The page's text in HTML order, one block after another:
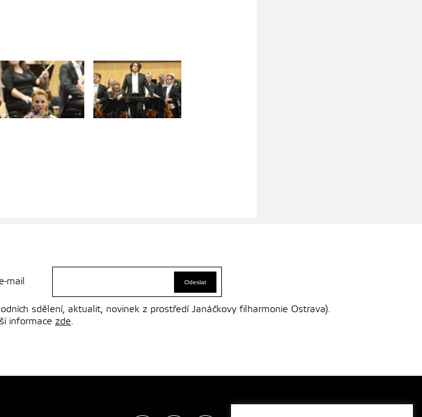
mail
sdělení, aktualit, novinek z prostředí Janáčkovy filharmonie Ostrava).
informace zde.